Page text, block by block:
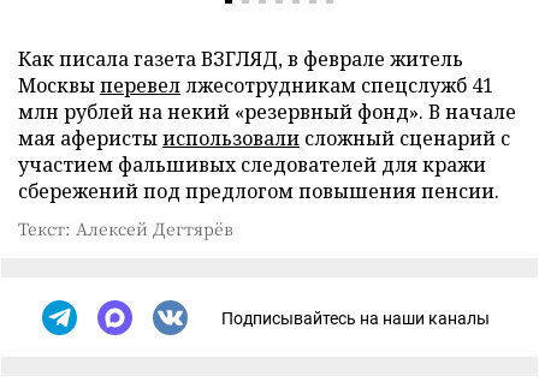
Как писала газета ВЗГЛЯД, в феврале житель
Москвыперевеллжесотрудникам спецслужб 41
млн рублей на некий «резервный фонд». В начале
мая аферистыиспользовали сложный сценарий с
участием фальшивых следователей для кражи
сбережений под предлогом повышения пенсии.
Текст: Алексей Дегтярёв
Подписывайтесь на наши каналы